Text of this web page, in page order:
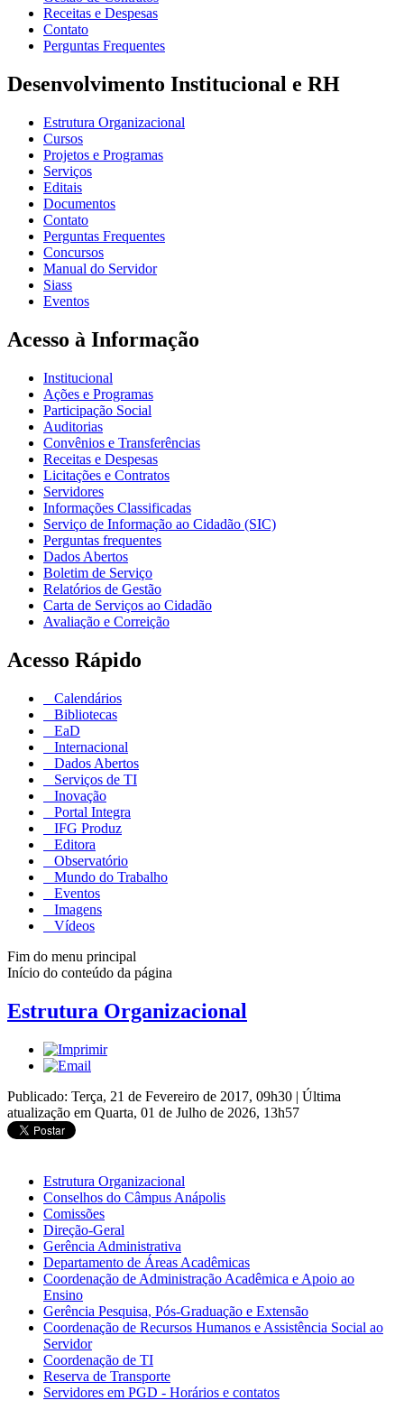
Receitas e Despesas
Contato
Perguntas Frequentes
Desenvolvimento Institucional e RH
Estrutura Organizacional
Cursos
Projetos e Programas
Serviços
Editais
Documentos
Contato
Perguntas Frequentes
Concursos
Manual do Servidor
Siass
Eventos
Acesso à Informação
Institucional
Ações e Programas
Participação Social
Auditorias
Convênios e Transferências
Receitas e Despesas
Licitações e Contratos
Servidores
Informações Classificadas
Serviço de Informação ao Cidadão (SIC)
Perguntas frequentes
Dados Abertos
Boletim de Serviço
Relatórios de Gestão
Carta de Serviços ao Cidadão
Avaliação e Correição
Acesso Rápido
Calendários
Bibliotecas
EaD
Internacional
Dados Abertos
Serviços de TI
Inovação
Portal Integra
IFG Produz
Editora
Observatório
Mundo do Trabalho
Eventos
Imagens
Vídeos
Fim do menu principal
Início do conteúdo da página
Estrutura Organizacional
Publicado: Terça, 21 de Fevereiro de 2017, 09h30 | Última
atualização em Quarta, 01 de Julho de 2026, 13h57
Estrutura Organizacional
Conselhos do Câmpus Anápolis
Comissões
Direção-Geral
Gerência Administrativa
Departamento de Áreas Acadêmicas
Coordenação de Administração Acadêmica e Apoio ao
Ensino
Gerência Pesquisa, Pós-Graduação e Extensão
Coordenação de Recursos Humanos e Assistência Social ao
Servidor
Coordenação de TI
Reserva de Transporte
Servidores em PGD - Horários e contatos